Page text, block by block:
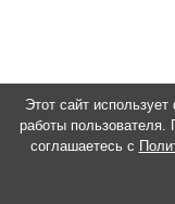
Этот сайт
работы пользователя.
соглашаетесь с